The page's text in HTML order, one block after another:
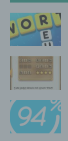
d)